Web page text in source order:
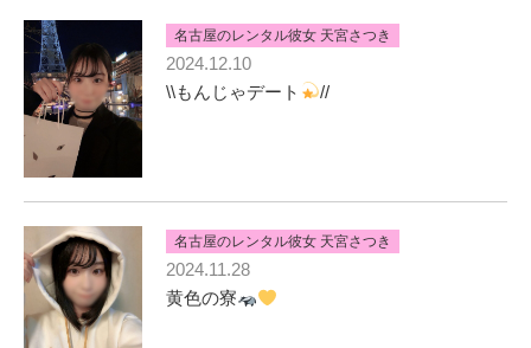
名古屋のレンタル彼女 天宮さつき
2024.12.10
\\もんじゃデート
//
名古屋のレンタル彼女 天宮さつき
2024.11.28
黄色の寮